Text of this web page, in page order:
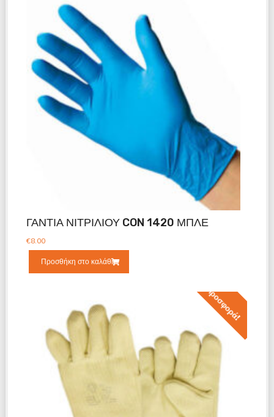
ΓΑΝΤΙΑ ΝΙΤΡΙΛΙΟΥ CON 1420 ΜΠΛΕ
€8.00
Προσθήκη στο καλάθι
Προσφορά!